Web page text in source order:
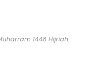
1448 Hijriah.